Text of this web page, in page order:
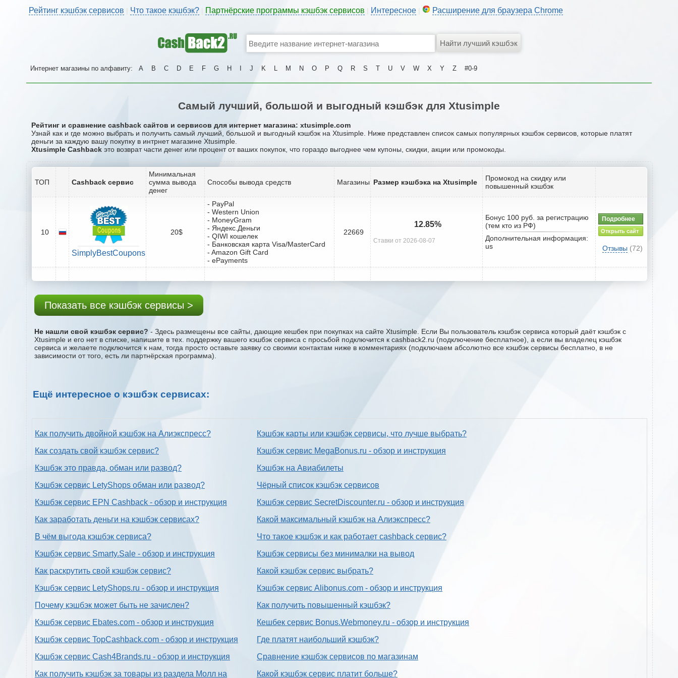
Рейтинг кэшбэк сервисов Что такое кэшбэк? Партнёрские программы кэшбэк сервисов Интересное Расширение для браузера Chrome
Интернет магазины по алфавиту: A B C D E F G H J K L M N O P Q R S T U V W X Y Z #0-9
Самый лучший, большой и выгодный кэшбэк для Xtusimple
Рейтинг и сравнение cashback сайтов и сервисов для интернет магазина: xtusimple.com
Узнай как и где можно выбрать и получить самый лучший, большой и выгодный кэшбэк на Xtusimple. Ниже представлен список самых популярных кэшбэк сервисов, которые платят
деньги за каждую вашу покупку в интрнет магазине Xtusimple.
Xtusimple Cashback это возврат части денег или процент от ваших покупок, что гораздо выгоднее чем купоны, скидки, акции или промокоды.
ТОП Cashback сервис
Минимальная
сумма вывода
денег
Способы вывода средств Магазины Размер кэшбэка на Xtusimple
Промокод на скидку или
повышенный кэшбэк
10
SimplyBestCoupons
20$
- PayPal
- Western Union
- MoneyGram
- Яндекс.Деньги
- QIWI кошелек
- Банковская карта Visa/MasterCard
- Amazon Gift Card
- ePayments
22669
12.85%
Ставки от 2026-08-07
Бонус 100 руб. за регистрацию
(тем кто из РФ)
Дополнительная информация:
us
Подробнее
Открыть сайт
Отзывы (72)
Показать все кэшбэк сервисы >
Не нашли свой кэшбэк сервис? - Здесь размещены все сайты, дающие кешбек при покупках на сайте Xtusimple. Если Вы пользователь кэшбэк сервиса который даёт кэшбэк с
Xtusimple и его нет в списке, напишите в тех. поддержку вашего кэшбэк сервиса с проcьбой подключится к cashback2.ru (подключение бесплатное), а если вы владелец кэшбэк
сервиса и желаете подключится к нам, тогда просто оставьте заявку со своими контактам ниже в комментариях (подключаем абсолютно все кэшбэк сервисы бесплатно, в не
зависимости от того, есть ли партнёрская программа).
Ещё интересное о кэшбэк сервисах:
Как получить двойной кэшбэк на Алиэкспресс?
Как создать свой кэшбэк сервис?
Кэшбэк это правда, обман или развод?
Кэшбэк сервис LetyShops обман или развод?
Кэшбэк сервис EPN Cashback - обзор и инструкция
Как заработать деньги на кэшбэк сервисах?
В чём выгода кэшбэк сервиса?
Кэшбэк сервис Smarty.Sale - обзор и инструкция
Как раскрутить свой кэшбэк сервис?
Кэшбэк сервис LetyShops.ru - обзор и инструкция
Почему кэшбэк может быть не зачислен?
Кэшбэк сервис Ebates.com - обзор и инструкция
Кэшбэк сервис TopCashback.com - обзор и инструкция
Кэшбэк сервис Cash4Brands.ru - обзор и инструкция
Как получить кэшбэк за товары из раздела Молл на
Кэшбэк карты или кэшбэк сервисы, что лучше выбрать?
Кэшбэк сервис MegaBonus.ru - обзор и инструкция
Кэшбэк на Авиабилеты
Чёрный список кэшбэк сервисов
Кэшбэк сервис SecretDiscounter.ru - обзор и инструкция
Какой максимальный кэшбэк на Алиэкспресс?
Что такое кэшбэк и как работает cashback сервис?
Кэшбэк сервисы без минималки на вывод
Какой кэшбэк сервис выбрать?
Кэшбэк сервис Alibonus.com - обзор и инструкция
Как получить повышенный кэшбэк?
Кешбек сервис Bonus.Webmoney.ru - обзор и инструкция
Где платят наибольший кэшбэк?
Сравнение кэшбэк сервисов по магазинам
Какой кэшбэк сервис платит больше?